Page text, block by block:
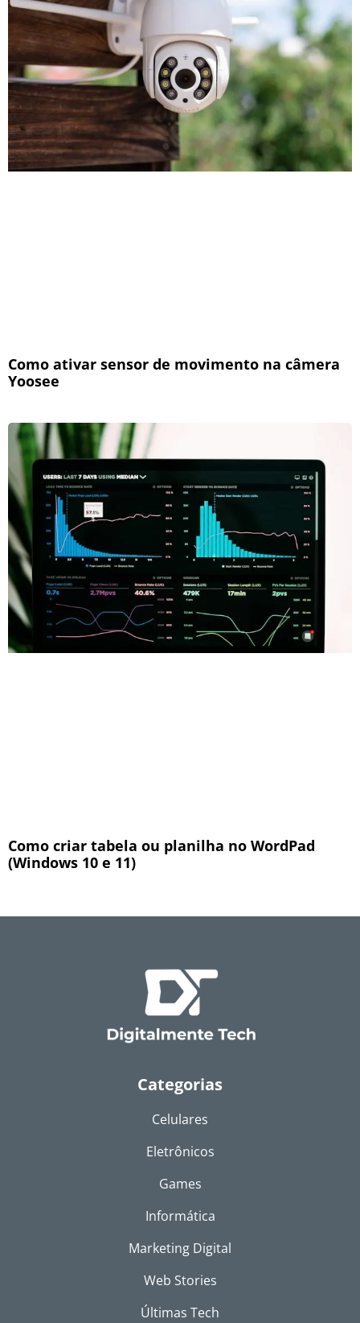
Como ativar sensor de movimento na câmera
Yoosee
Como criar tabela ou planilha no WordPad
(Windows 10 e 11)
Categorias
Celulares
Eletrônicos
Games
Informática
Marketing Digital
Web Stories
Últimas Tech